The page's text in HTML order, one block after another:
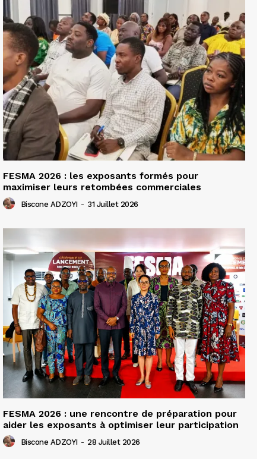
FESMA 2026 : les exposants formés pour
maximiser leurs retombées commerciales
Biscone ADZOYI - 31 Juillet 2026
FESMA 2026 : une rencontre de préparation pour
aider les exposants à optimiser leur participation
Biscone ADZOYI - 28 Juillet 2026